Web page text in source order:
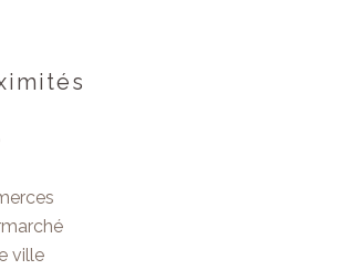
ville